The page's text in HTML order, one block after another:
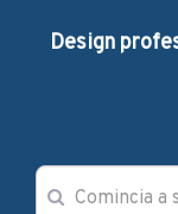
Design